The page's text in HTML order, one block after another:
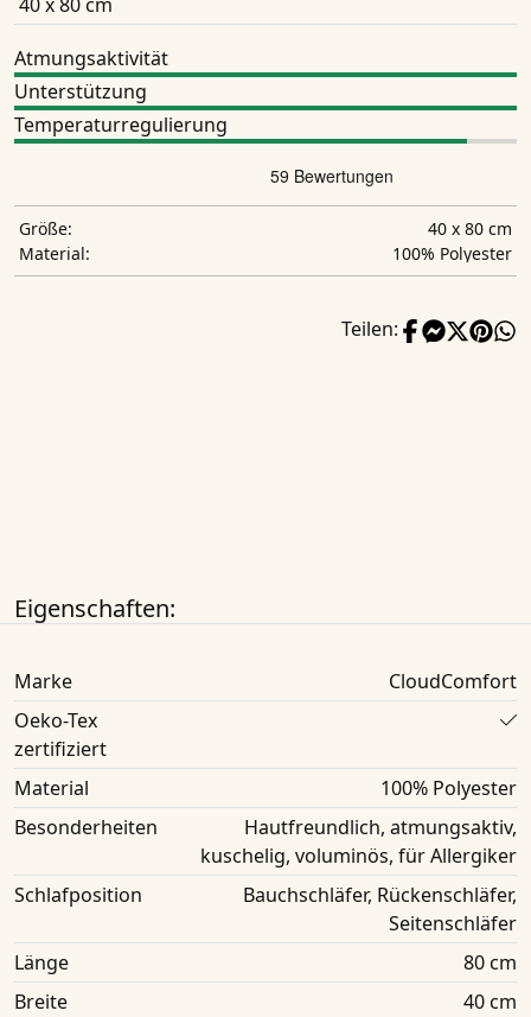
40 x 80 cm
Atmungsaktivität
Unterstützung
Temperaturregulierung
Größe:
40 x 80 cm
Material:
‎100% Polyester
Teilen:
Eigenschaften:
Marke
CloudComfort
Oeko-Tex
zertifiziert
Material
‎100% Polyester
Besonderheiten
Hautfreundlich, atmungsaktiv,
kuschelig, voluminös, für Allergiker
Schlafposition
Bauchschläfer, Rückenschläfer,
Seitenschläfer
Länge
80 cm
Breite
40 cm